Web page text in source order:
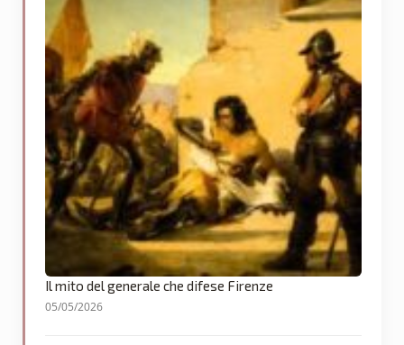
Il mito del generale che difese Firenze
05/05/2026